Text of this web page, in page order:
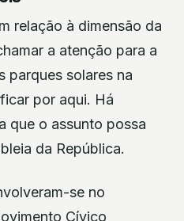
relação à dimensão da
a atenção para a
parques solares na
por aqui. Há
que o assunto possa
da República.
se no
Cívico